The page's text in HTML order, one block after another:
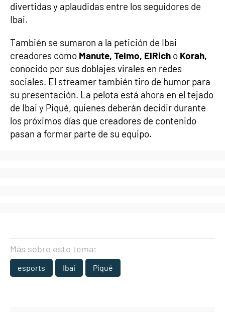
divertidas y aplaudidas entre los seguidores de
Ibai.
También se sumaron a la petición de Ibai
creadores como Manute, Telmo, ElRich o Korah,
conocido por sus doblajes virales en redes
sociales. El streamer también tiro de humor para
su presentación. La pelota está ahora en el tejado
de Ibai y Piqué, quienes deberán decidir durante
los próximos días que creadores de contenido
pasan a formar parte de su equipo.
Más sobre este tema:
esports Ibai Piqué